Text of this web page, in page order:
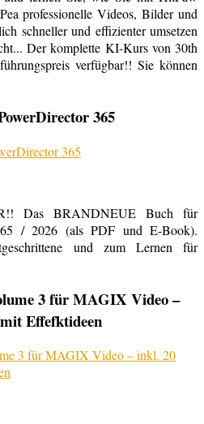
professionelle Videos, Bilder und
schneller und effizienter umsetzen
Der komplette KI-Kurs von 30th
verfügbar!! Sie können
365
Das BRANDNEUE Buch für
/ 2026 (als PDF und E-Book).
und zum Lernen für
3 für MAGIX Video –
Effefktideen